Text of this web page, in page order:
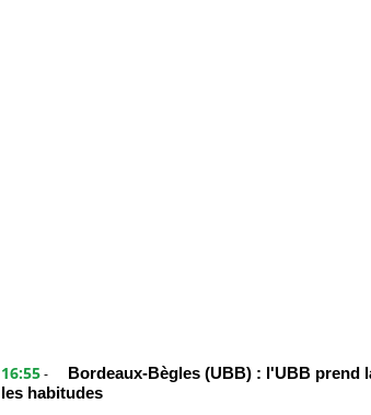
16:55 -
Bordeaux-Bègles (UBB) : l'UBB prend
les habitudes